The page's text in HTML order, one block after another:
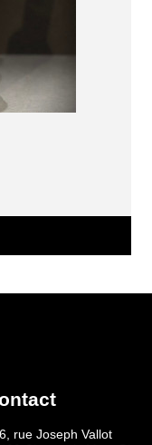
rue Joseph Vallot